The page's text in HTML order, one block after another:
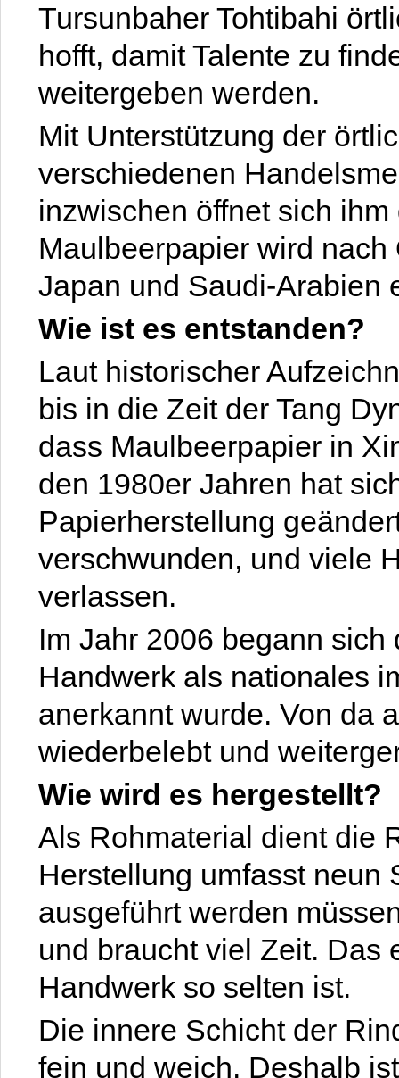
Tursunbaher Tohtibahi
hofft, damit Talente zu
weitergeben werden.
Mit Unterstützung der
verschiedenen
inzwischen öffnet sich
Maulbeerpapier wird
Japan und Saudi-Arabien
Wie ist es entstanden?
Laut historischer
bis in die Zeit der Tang
dass Maulbeerpapier in
den 1980er Jahren hat
Papierherstellung
verschwunden, und viele
verlassen.
Im Jahr 2006 begann
Handwerk als nationales
anerkannt wurde. Von da
wiederbelebt und
Wie wird es hergestellt?
Als Rohmaterial dient die
Herstellung umfasst neun
ausgeführt werden
und braucht viel Zeit. Das
Handwerk so selten ist.
Die innere Schicht der
fein und weich. Deshalb